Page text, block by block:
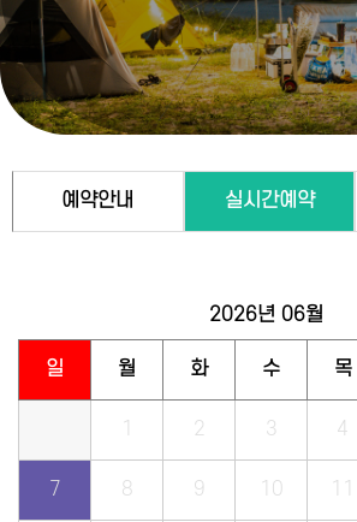
예약안내 실시간예약
2026년 06월
일 월 화 수 목
1 2 3 4
7 8 9 10 11